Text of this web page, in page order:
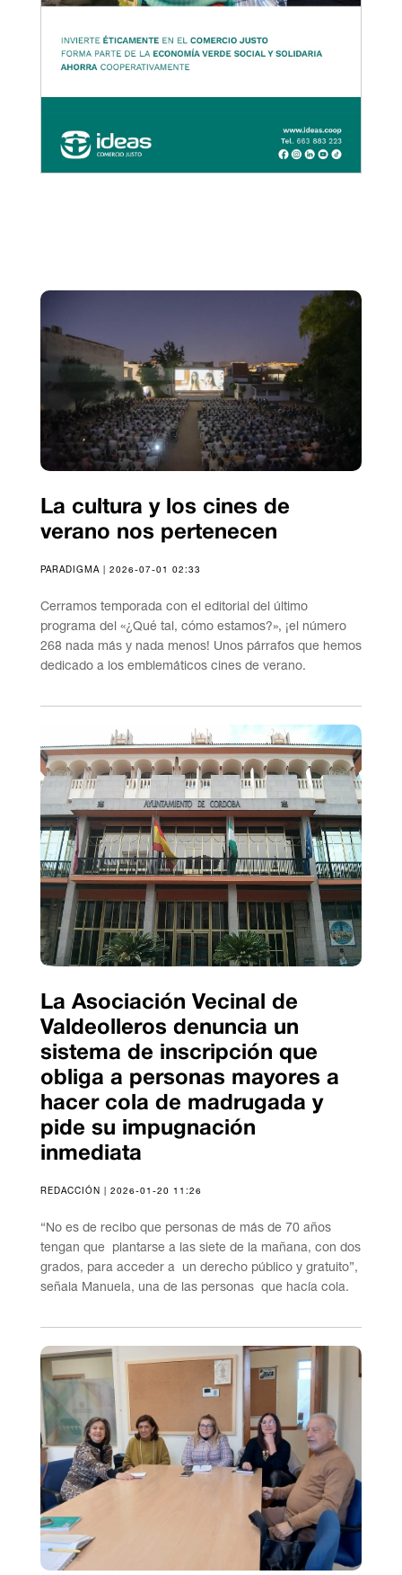
La cultura y los cines de
verano nos pertenecen
PARADIGMA | 2026-07-01 02:33
Cerramos temporada con el editorial del último
programa del «¿Qué tal, cómo estamos?», ¡el número
268 nada más y nada menos! Unos párrafos que hemos
dedicado a los emblemáticos cines de verano.
La Asociación Vecinal de
Valdeolleros denuncia un
sistema de inscripción que
obliga a personas mayores a
hacer cola de madrugada y
pide su impugnación
inmediata
REDACCIÓN | 2026-01-20 11:26
“No es de recibo que personas de más de 70 años
tengan que plantarse a las siete de la mañana, con dos
grados, para acceder a un derecho público y gratuito”,
señala Manuela, una de las personas que hacía cola.